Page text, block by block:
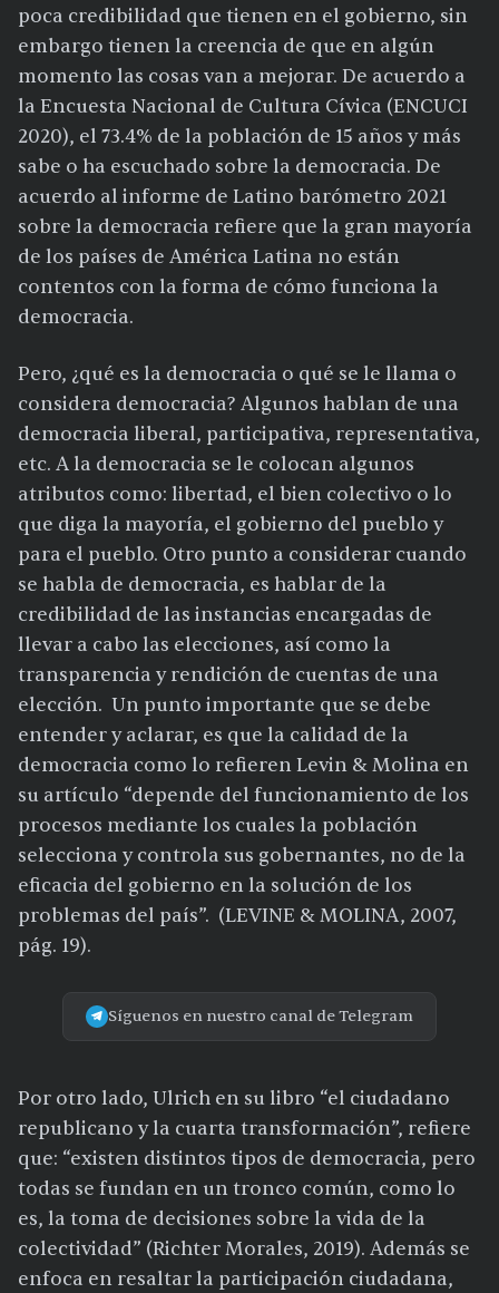
poca credibilidad que tienen en el gobierno, sin
embargo tienen la creencia de que en algún
momento las cosas van a mejorar. De acuerdo a
la Encuesta Nacional de Cultura Cívica (ENCUCI
2020), el 73.4% de la población de 15 años y más
sabe o ha escuchado sobre la democracia. De
acuerdo al informe de Latino barómetro 2021
sobre la democracia refiere que la gran mayoría
de los países de América Latina no están
contentos con la forma de cómo funciona la
democracia.
Pero, ¿qué es la democracia o qué se le llama o
considera democracia? Algunos hablan de una
democracia liberal, participativa, representativa,
etc. A la democracia se le colocan algunos
atributos como: libertad, el bien colectivo o lo
que diga la mayoría, el gobierno del pueblo y
para el pueblo. Otro punto a considerar cuando
se habla de democracia, es hablar de la
credibilidad de las instancias encargadas de
llevar a cabo las elecciones, así como la
transparencia y rendición de cuentas de una
elección. Un punto importante que se debe
entender y aclarar, es que la calidad de la
democracia como lo refieren Levin & Molina en
su artículo “depende del funcionamiento de los
procesos mediante los cuales la población
selecciona y controla sus gobernantes, no de la
eficacia del gobierno en la solución de los
problemas del país”. (LEVINE & MOLINA, 2007,
pág. 19).
Síguenos en nuestro canal de Telegram
Por otro lado, Ulrich en su libro “el ciudadano
republicano y la cuarta transformación”, refiere
que: “existen distintos tipos de democracia, pero
todas se fundan en un tronco común, como lo
es, la toma de decisiones sobre la vida de la
colectividad” (Richter Morales, 2019). Además se
enfoca en resaltar la participación ciudadana,